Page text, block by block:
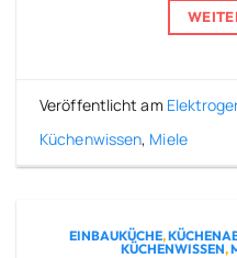
Veröffentlicht am
Küchenwissen, Miele
EINBAUKÜCHE,
KÜCHENWISSEN,